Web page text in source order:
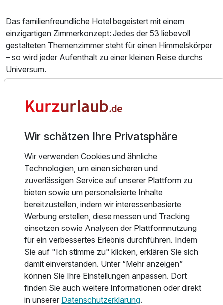
Das familienfreundliche Hotel begeistert mit einem
einzigartigen Zimmerkonzept: Jedes der 53 liebevoll
gestalteten Themenzimmer steht für einen Himmelskörper
– so wird jeder Aufenthalt zu einer kleinen Reise durchs
Universum.
entspannte Momente mit der Familie, während sich Kinder
Erholung bietet die hoteleigene Sauna – ideal nach einem
erlebnisreichen Tag in der Stadt oder in der Natur.
Ein besonderes Highlight ist der rund 2,7 km lange
Spaziergang auf der vollständig erhaltenen Stadtmauer
aus dem Jahr 1327. Über eines der fünf historischen
Stadttore gelangt man ins malerische Zentrum Nördlingens.
Ob galaktisches Abenteuer, Mittelalter-Romantik oder
entspannte Familienzeit – das JUFA Hotel Nördlingen
vereint Geschichte, Natur und moderne
Familienfreundlichkeit zu einem unvergesslichen
Urlaubserlebnis.
Wir schätzen Ihre Privatsphäre
Wir verwenden Cookies und ähnliche
Technologien, um einen sicheren und
zuverlässigen Service auf unserer Plattform zu
bieten sowie um personalisierte Inhalte
bereitzustellen, indem wir interessenbasierte
Werbung erstellen, diese messen und Tracking
einsetzen sowie Analysen der Plattformnutzung
für ein verbessertes Erlebnis durchführen. Indem
Sie auf "Ich stimme zu" klicken, erklären Sie sich
damit einverstanden. Unter “Mehr anzeigen”
können Sie Ihre Einstellungen anpassen. Dort
finden Sie auch weitere Informationen oder direkt
in unserer Datenschutzerklärung.